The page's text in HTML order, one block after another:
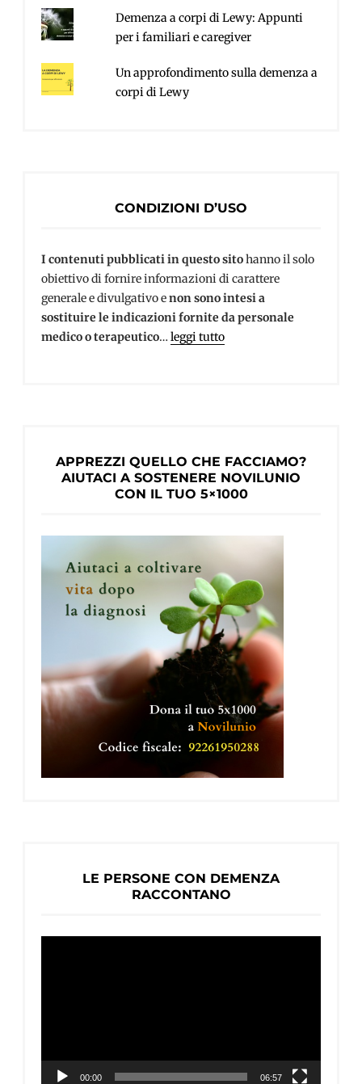
Demenza a corpi di Lewy: Appunti
per i familiari e caregiver
Un approfondimento sulla demenza a
corpi di Lewy
CONDIZIONI D’USO
I contenuti pubblicati in questo sitohanno il solo
obiettivo di fornire informazioni di carattere
generale e divulgativo enon sono intesi a
sostituire le indicazioni fornite da personale
medico o terapeutico…leggi tutto
APPREZZI QUELLO CHE FACCIAMO?
AIUTACI A SOSTENERE NOVILUNIO
CON IL TUO 5×1000
LE PERSONE CON DEMENZA
RACCONTANO
00:00 06:57